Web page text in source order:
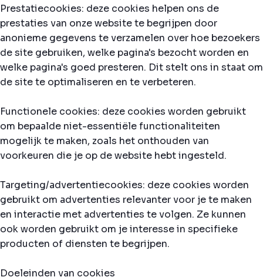
Prestatiecookies: deze cookies helpen ons de
prestaties van onze website te begrijpen door
anonieme gegevens te verzamelen over hoe bezoekers
de site gebruiken, welke pagina's bezocht worden en
welke pagina's goed presteren. Dit stelt ons in staat om
de site te optimaliseren en te verbeteren.
Functionele cookies: deze cookies worden gebruikt
om bepaalde niet-essentiële functionaliteiten
mogelijk te maken, zoals het onthouden van
voorkeuren die je op de website hebt ingesteld.
Targeting/advertentiecookies: deze cookies worden
gebruikt om advertenties relevanter voor je te maken
en interactie met advertenties te volgen. Ze kunnen
ook worden gebruikt om je interesse in specifieke
producten of diensten te begrijpen.
Doeleinden van cookies